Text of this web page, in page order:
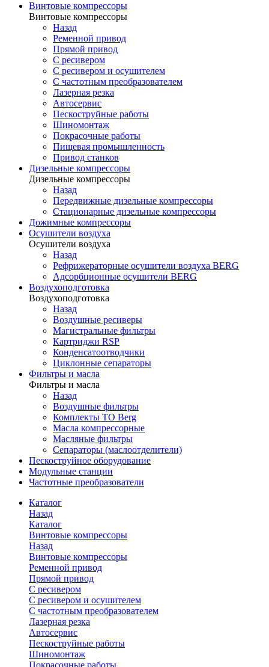
Винтовые компрессоры
Винтовые компрессоры
Назад
Ременной привод
Прямой привод
С ресивером
С ресивером и осушителем
С частотным преобразователем
Лазерная резка
Автосервис
Пескоструйные работы
Шиномонтаж
Покрасочные работы
Пищевая промышленность
Привод станков
Дизельные компрессоры
Дизельные компрессоры
Назад
Передвижные дизельные компрессоры
Стационарные дизельные компрессоры
Дожимные компрессоры
Осушители воздуха
Осушители воздуха
Назад
Рефрижераторные осушители воздуха BERG
Адсорбционные осушители BERG
Воздухоподготовка
Воздухоподготовка
Назад
Воздушные ресиверы
Магистральные фильтры
Картриджи RSP
Конденсатоотводчики
Циклонные сепараторы
Фильтры и масла
Фильтры и масла
Назад
Воздушные фильтры
Комплекты ТО Berg
Масла компрессорные
Масляные фильтры
Сепараторы (маслоотделители)
Пескоструйное оборудование
Модульные станции
Частотные преобразователи
Каталог
Назад
Каталог
Винтовые компрессоры
Назад
Винтовые компрессоры
Ременной привод
Прямой привод
С ресивером
С ресивером и осушителем
С частотным преобразователем
Лазерная резка
Автосервис
Пескоструйные работы
Шиномонтаж
Покрасочные работы